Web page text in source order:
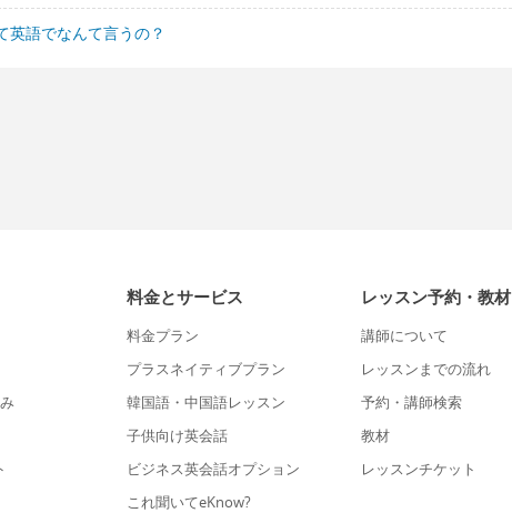
英語でなんて言うの？
料金とサービス
料金プラン
プラスネイティブプラン
韓国語・中国語レッスン
子供向け英会話
ビジネス英会話オプション
これ聞いてeKnow?
レッスン予約・教材
講師について
レッスンまでの流れ
予約・講師検索
教材
レッスンチケット